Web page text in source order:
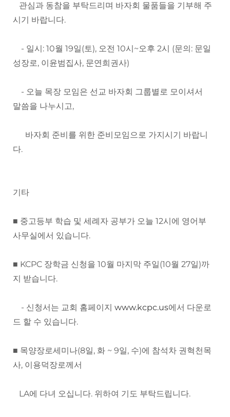
관심과 동참을 부탁드리며 바자회 물품들을 기부해 주
시기 바랍니다.
- 일시: 10월 19일(토), 오전 10시~오후 2시 (문의: 문일
성장로, 이윤범집사, 문연희권사)
- 오늘 목장 모임은 선교 바자회 그룹별로 모이셔서
말씀을 나누시고,
바자회 준비를 위한 준비모임으로 가지시기 바랍니
다.
기타
■ 중고등부 학습 및 세례자 공부가 오늘 12시에 영어부
사무실에서 있습니다.
■ KCPC 장학금 신청을 10월 마지막 주일(10월 27일)까
지 받습니다.
- 신청서는 교회 홈페이지 www.kcpc.us에서 다운로
드 할 수 있습니다.
■ 목양장로세미나(8일, 화 ~ 9일, 수)에 참석차 권혁천목
사, 이용덕장로께서
LA에 다녀 오십니다. 위하여 기도 부탁드립니다.